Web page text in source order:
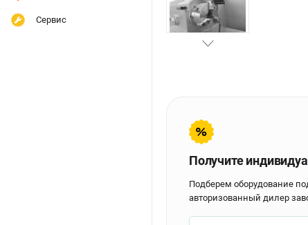
Сервис
Получите
Подберем оборудование
авторизованный дилер